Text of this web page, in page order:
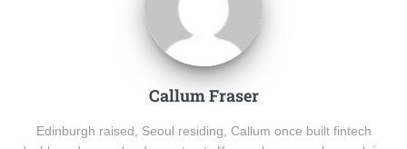
Callum Fraser
Edinburgh raised, Seoul residing, Callum once built fintech